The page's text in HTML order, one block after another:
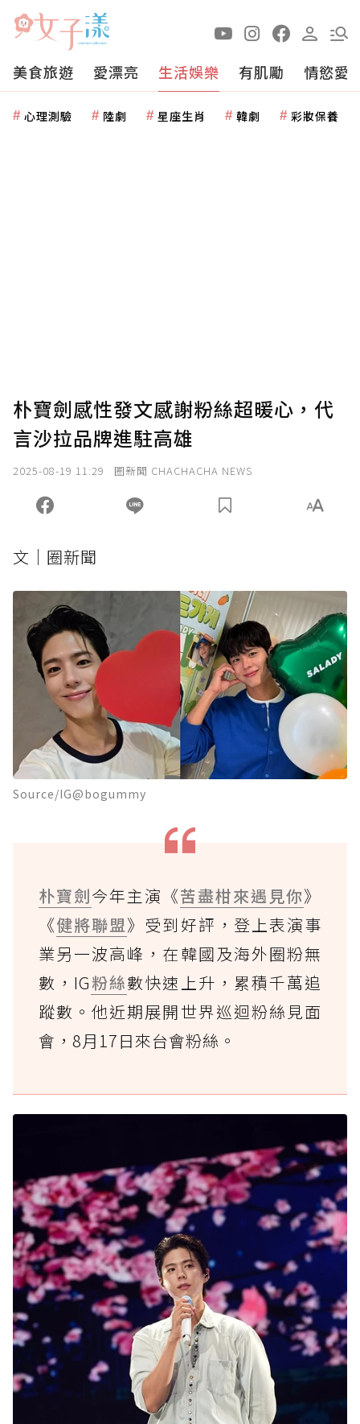
美食旅遊 愛漂亮 生活娛樂 有肌勵 情慾愛
心理測驗 陸劇 星座生肖 韓劇 彩妝保養
朴寶劍感性發文感謝粉絲超暖心，代
言沙拉品牌進駐高雄
2025-08-19 11:29 圈新聞 CHACHACHA NEWS
文｜圈新聞
Source/IG@bogummy
朴寶劍今年主演《苦盡柑來遇見你》
《健將聯盟》受到好評，登上表演事
業另一波高峰，在韓國及海外圈粉無
數，IG粉絲數快速上升，累積千萬追
蹤數。他近期展開世界巡迴粉絲見面
會，8月17日來台會粉絲。